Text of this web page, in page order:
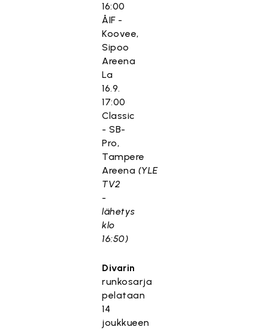
16:00
ÅIF -
Koovee,
Sipoo
Areena
La
16.9.
17:00
Classic
- SB-
Pro,
Tampere
Areena (YLE
TV2
-
lähetys
klo
16:50)
Divarin
runkosarja
pelataan
14
joukkueen